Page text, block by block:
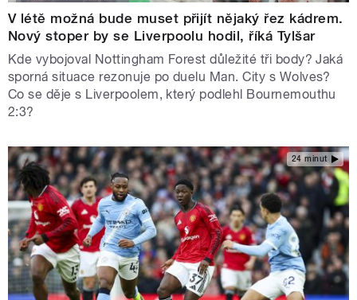
V létě možná bude muset přijít nějaký řez kádrem.
Nový stoper by se Liverpoolu hodil, říká Tylšar
Kde vybojoval Nottingham Forest důležité tři body? Jaká
sporná situace rezonuje po duelu Man. City s Wolves?
Co se děje s Liverpoolem, který podlehl Bournemouthu
2:3?
24 minut